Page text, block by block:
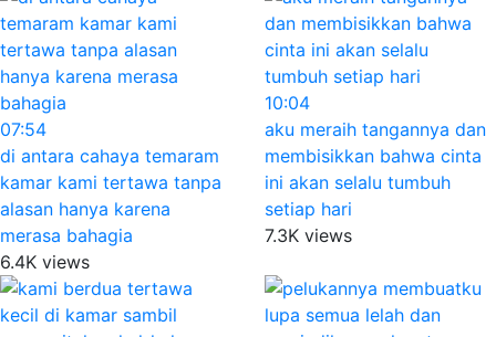
07:54
di antara cahaya temaram
kamar kami tertawa tanpa
alasan hanya karena
merasa bahagia
6.4K views
10:04
aku meraih tangannya dan
membisikkan bahwa cinta
ini akan selalu tumbuh
setiap hari
7.3K views